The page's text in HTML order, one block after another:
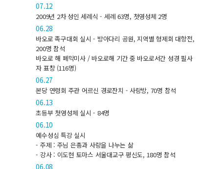
07.12
2009년 2차 성인 세례식 - 세례 63명, 첫영성체 2명
06.28
바오로 족구대회 실시 - 방아다리 공원, 지역별 형제회 대항전,
200명 참석
바오로 해 폐막미사 / 바오로해 기간 중 바오로서간 성경 필사
자 표창 (116명)
06.27
본당 연령회 주관 어르신 경로잔치 - 사랑방, 70명 참석
06.13
초등부 첫영성체 실시 - 84명
06.10
예수성심 특강 실시
- 주제 : 주님 은총과 사랑을 나누는 삶
- 강사 : 이도현 토마스 서울대교구 평신도, 180명 참석
06.08